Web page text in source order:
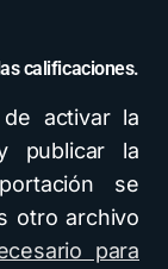
calificaciones.
activar la
publicar la
se
otro archivo
para